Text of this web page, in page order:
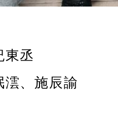
東丞
、施辰諭